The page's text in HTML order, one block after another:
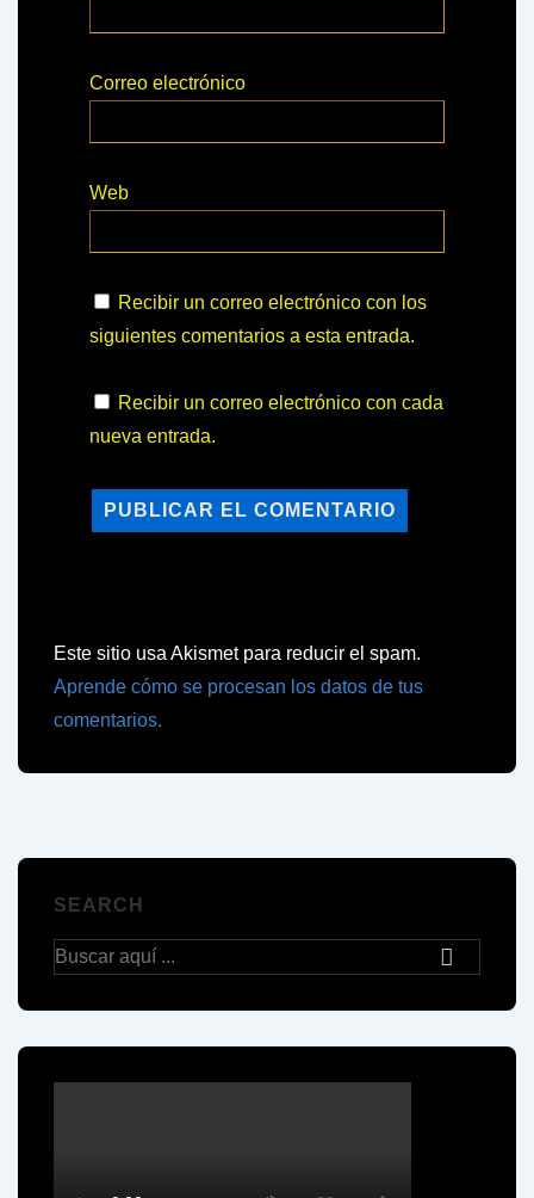
Correo electrónico
Web
Recibir un correo electrónico con los
siguientes comentarios a esta entrada.
Recibir un correo electrónico con cada
nueva entrada.
Este sitio usa Akismet para reducir el spam.
Aprende cómo se procesan los datos de tus
comentarios.
SEARCH
Buscar
por: